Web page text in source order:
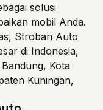
solusi
mobil Anda.
Stroban Auto
di Indonesia,
Kota
Kuningan,